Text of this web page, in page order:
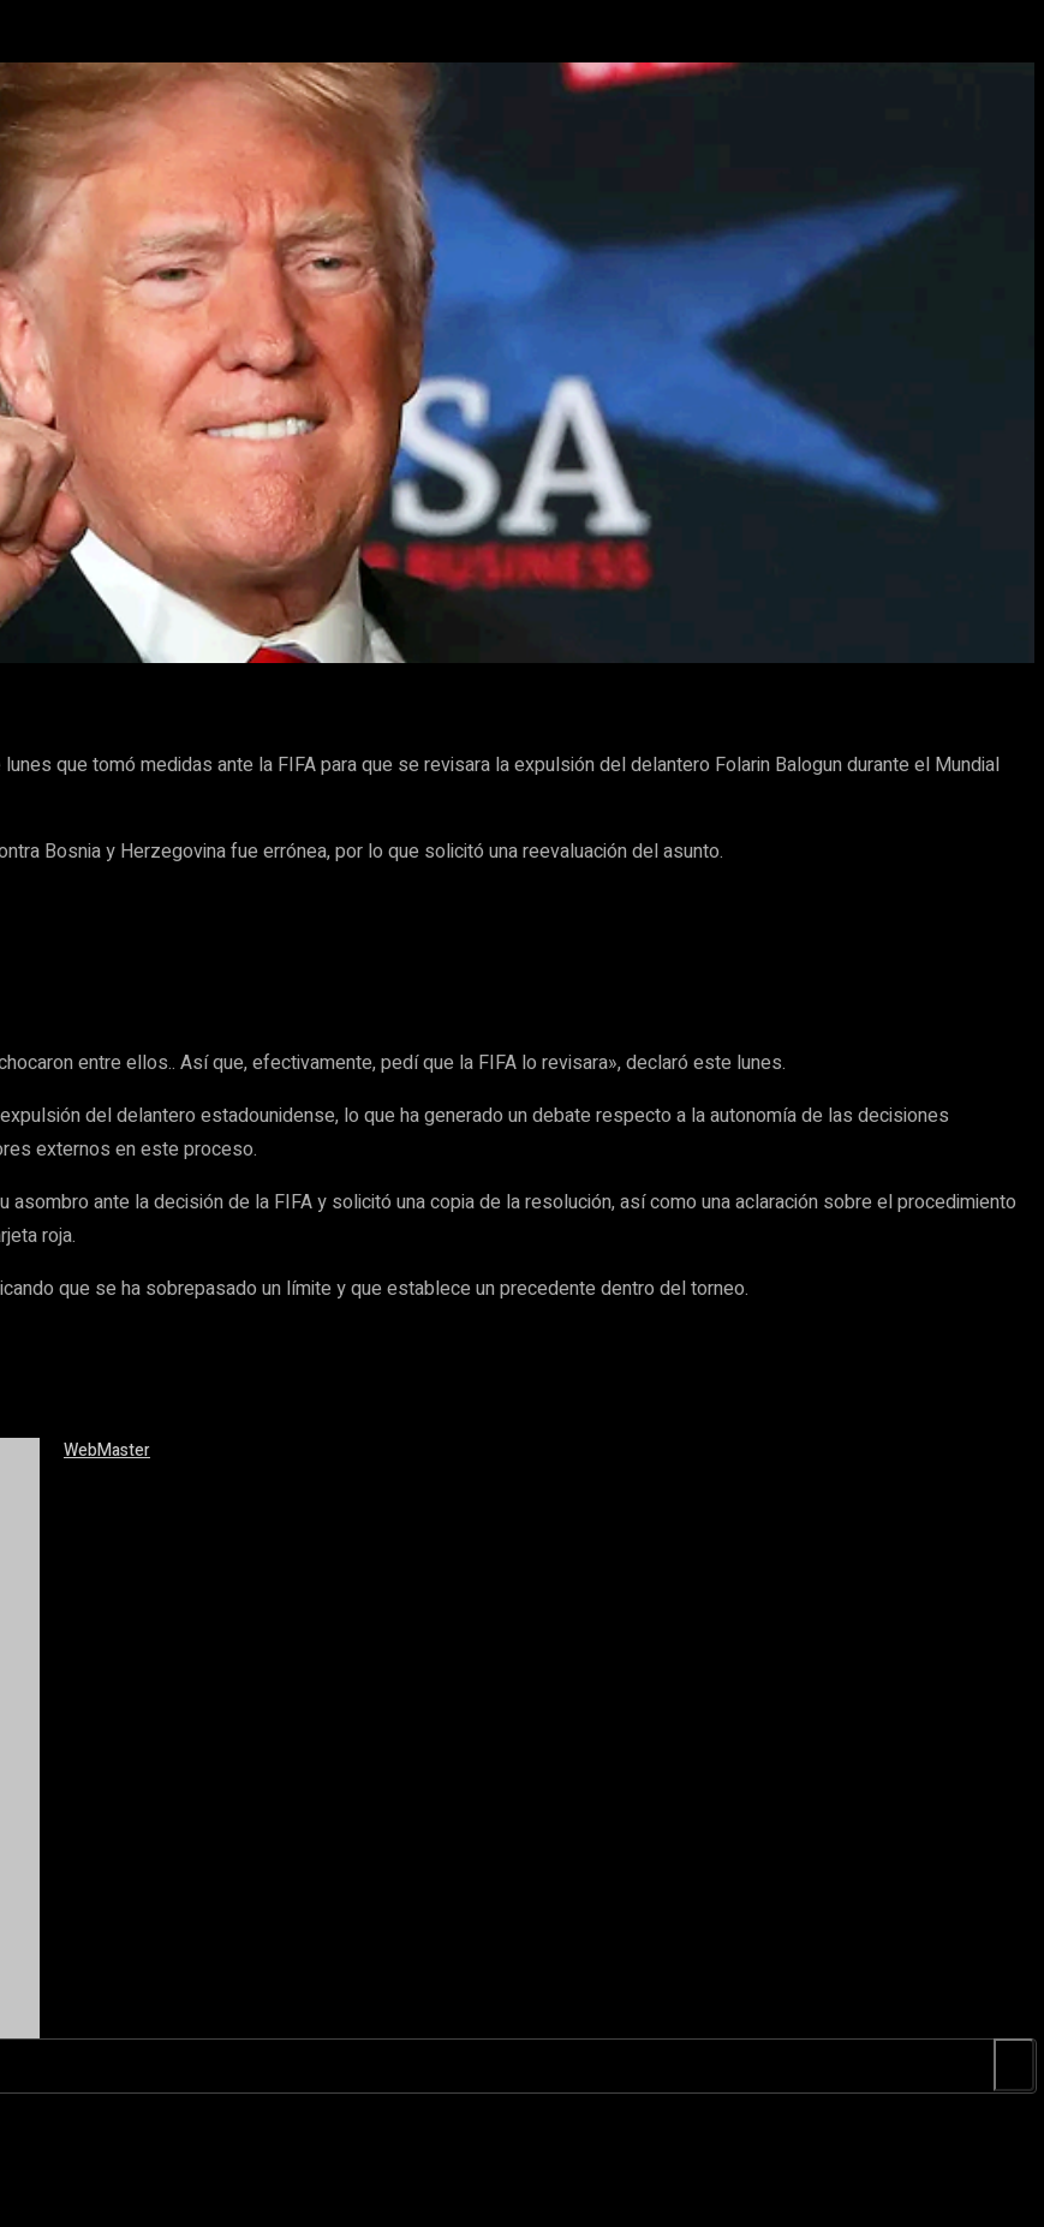
que tomó medidas ante la FIFA para que se revisara la expulsión del delantero Folarin Balogun durante el Mundial
Bosnia y Herzegovina fue errónea, por lo que solicitó una reevaluación del asunto.
entre ellos.. Así que, efectivamente, pedí que la FIFA lo revisara», declaró este lunes.
del delantero estadounidense, lo que ha generado un debate respecto a la autonomía de las decisiones
externos en este proceso.
ante la decisión de la FIFA y solicitó una copia de la resolución, así como una aclaración sobre el procedimiento
roja.
que se ha sobrepasado un límite y que establece un precedente dentro del torneo.
WebMaster